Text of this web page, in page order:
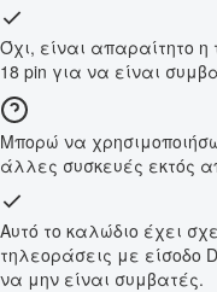
Όχι, είναι απαραίτητο
18 pin για να είναι
Μπορώ να
άλλες συσκευές εκτός
Αυτό το καλώδιο έχει
τηλεοράσεις με είσοδο
να μην είναι συμβατές.